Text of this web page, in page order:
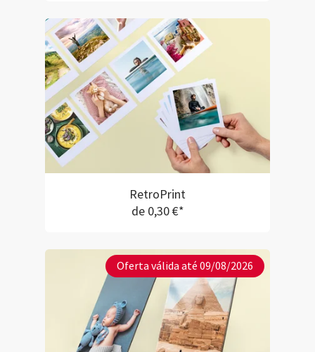
RetroPrint
de 0,30 €*
Oferta válida até 09/08/2026